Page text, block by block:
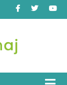
Facebook
Twitter